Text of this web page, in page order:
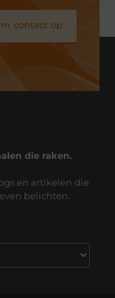
contact op
die raken.
en artikelen die
belichten.